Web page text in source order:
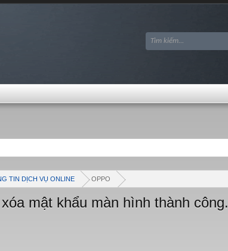
TIN DỊCH VỤ ONLINE OPPO
mật khẩu màn hình thành công.